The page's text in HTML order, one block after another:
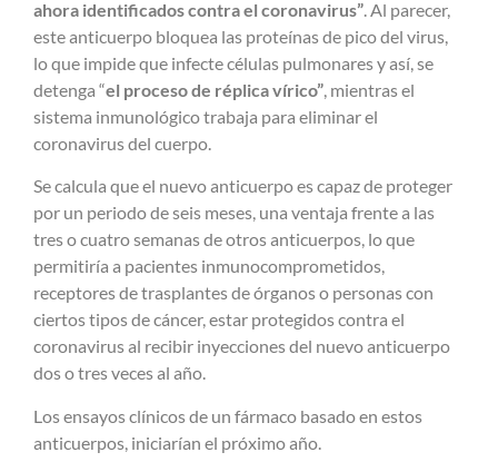
ahora identificados contra el coronavirus” . Al parecer,
este anticuerpo bloquea las proteínas de pico del virus,
lo que impide que infecte células pulmonares y así, se
detenga “el proceso de réplica vírico” , mientras el
sistema inmunológico trabaja para eliminar el
coronavirus del cuerpo.
Se calcula que el nuevo anticuerpo es capaz de proteger
por un periodo de seis meses, una ventaja frente a las
tres o cuatro semanas de otros anticuerpos, lo que
permitiría a pacientes inmunocomprometidos,
receptores de trasplantes de órganos o personas con
ciertos tipos de cáncer, estar protegidos contra el
coronavirus al recibir inyecciones del nuevo anticuerpo
dos o tres veces al año.
Los ensayos clínicos de un fármaco basado en estos
anticuerpos, iniciarían el próximo año.